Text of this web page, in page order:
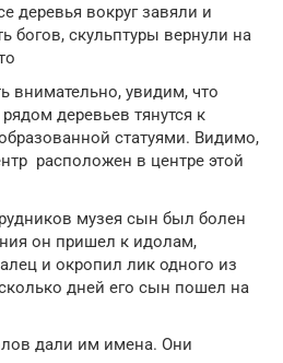
деревья вокруг завяли и
богов, скульптуры вернули на
внимательно, увидим, что
деревьев тянутся к
статуями. Видимо,
расположен в центре этой
музея сын был болен
он пришел к идолам,
и окропил лик одного из
дней его сын пошел на
дали им имена. Они